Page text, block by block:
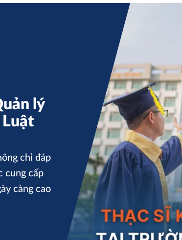
lý
chỉ đáp
cung cấp
càng cao